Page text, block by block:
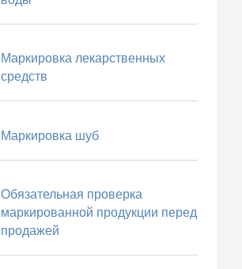
Маркировка лекарственных
средств
Маркировка шуб
Обязательная проверка
маркированной продукции перед
продажей